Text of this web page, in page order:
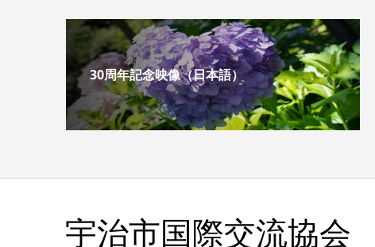
30周年記念映像（日本語）
宇治市国際交流協会